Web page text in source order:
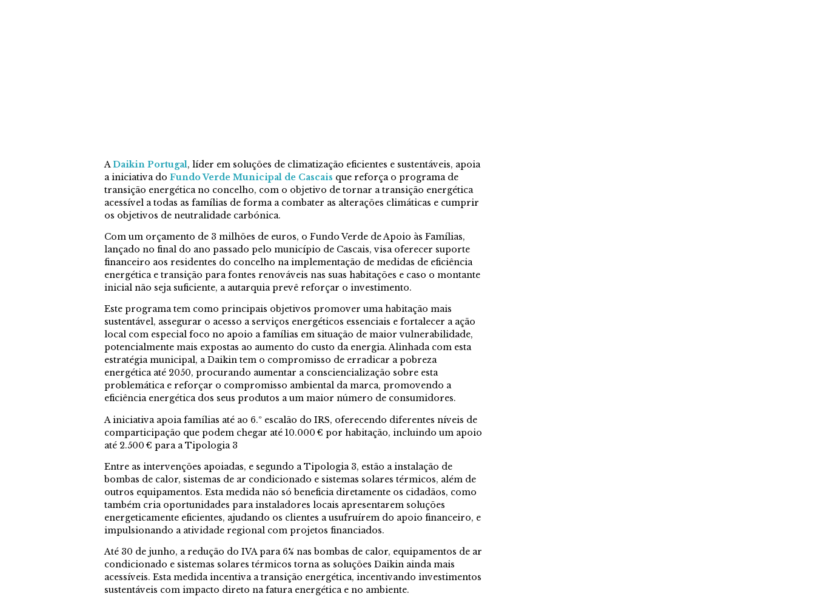
A Daikin Portugal, líder em soluções de climatização eficientes e sustentáveis, apoia
a iniciativa do Fundo Verde Municipal de Cascais que reforça o programa de
transição energética no concelho, com o objetivo de tornar a transição energética
acessível a todas as famílias de forma a combater as alterações climáticas e cumprir
os objetivos de neutralidade carbónica.
Com um orçamento de 3 milhões de euros, o Fundo Verde de Apoio às Famílias,
lançado no final do ano passado pelo município de Cascais, visa oferecer suporte
financeiro aos residentes do concelho na implementação de medidas de eficiência
energética e transição para fontes renováveis nas suas habitações e caso o montante
inicial não seja suficiente, a autarquia prevê reforçar o investimento.
Este programa tem como principais objetivos promover uma habitação mais
sustentável, assegurar o acesso a serviços energéticos essenciais e fortalecer a ação
local com especial foco no apoio a famílias em situação de maior vulnerabilidade,
potencialmente mais expostas ao aumento do custo da energia. Alinhada com esta
estratégia municipal, a Daikin tem o compromisso de erradicar a pobreza
energética até 2050, procurando aumentar a consciencialização sobre esta
problemática e reforçar o compromisso ambiental da marca, promovendo a
eficiência energética dos seus produtos a um maior número de consumidores.
A iniciativa apoia famílias até ao 6.º escalão do IRS, oferecendo diferentes níveis de
comparticipação que podem chegar até 10.000 € por habitação, incluindo um apoio
até 2.500 € para a Tipologia 3
Entre as intervenções apoiadas, e segundo a Tipologia 3, estão a instalação de
bombas de calor, sistemas de ar condicionado e sistemas solares térmicos, além de
outros equipamentos. Esta medida não só beneficia diretamente os cidadãos, como
também cria oportunidades para instaladores locais apresentarem soluções
energeticamente eficientes, ajudando os clientes a usufruírem do apoio financeiro, e
impulsionando a atividade regional com projetos financiados.
Até 30 de junho, a redução do IVA para 6% nas bombas de calor, equipamentos de ar
condicionado e sistemas solares térmicos torna as soluções Daikin ainda mais
acessíveis. Esta medida incentiva a transição energética, incentivando investimentos
sustentáveis com impacto direto na fatura energética e no ambiente.